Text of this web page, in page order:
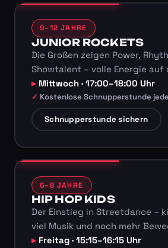
9–12 JAHRE
JUNIOR ROCKETS
Die Großen zeigen Power,
Showtalent – volle Energie auf
Mittwoch · 17:00–18:00 Uhr
Kostenlose Schnupperstunde
Schnupperstunde sichern
6–8 JAHRE
HIP HOP KIDS
Der Einstieg in Streetdance –
viel Musik und noch mehr
Freitag · 15:15–16:15 Uhr